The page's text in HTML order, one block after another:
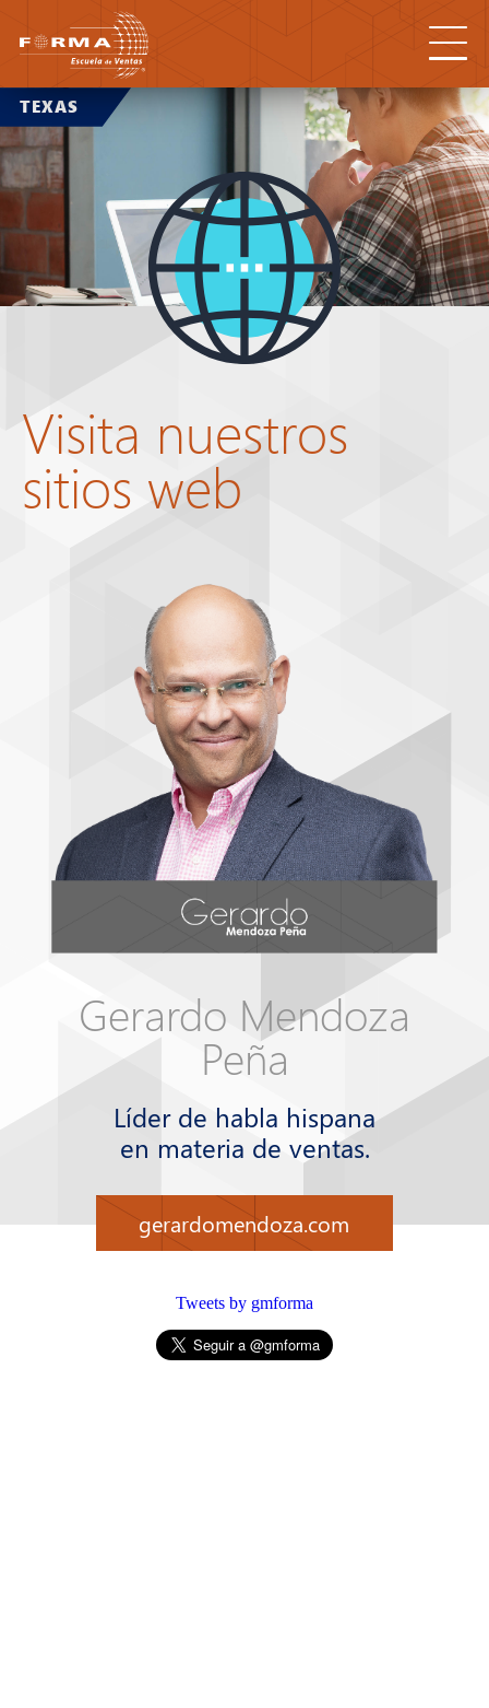
SITIOS WEB
TEXAS
Visita nuestros
sitios web
Gerardo Mendoza
Peña
Líder de habla hispana
en materia de ventas.
gerardomendoza.com
Tweets by gmforma